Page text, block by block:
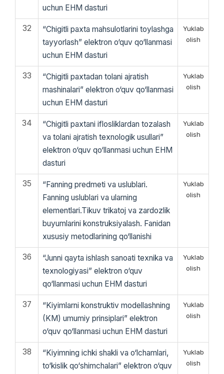
uchun EHM dasturi
32
“Chigitli paxta mahsulotlarini toylashga
tayyorlash” elektron o‘quv qo‘llanmasi
uchun EHM dasturi
Yuklab
olish
33
“Chigitli paxtadan tolani ajratish
mashinalari” elektron o‘quv qo‘llanmasi
uchun EHM dasturi
Yuklab
olish
34
“Chigitli paxtani iflosliklardan tozalash
va tolani ajratish texnologik usullari”
elektron o‘quv qo‘llanmasi uchun EHM
dasturi
Yuklab
olish
35
“Fanning predmeti va uslublari.
Fanning uslublari va ularning
elementlari.Tikuv trikatoj va zardozlik
buyumlarini konstruksiyalash. Fanidan
xususiy metodlarining qo‘llanishi
Yuklab
olish
36
“Junni qayta ishlash sanoati texnika va
texnologiyasi” elektron o‘quv
qo‘llanmasi uchun EHM dasturi
Yuklab
olish
37
“Kiyimlarni konstruktiv modellashning
(KM) umumiy prinsiplari” elektron
o‘quv qo‘llanmasi uchun EHM dasturi
Yuklab
olish
38
“Kiyimning ichki shakli va o‘lchamlari,
to‘kislik qo‘shimchalari” elektron o‘quv
Yuklab
olish